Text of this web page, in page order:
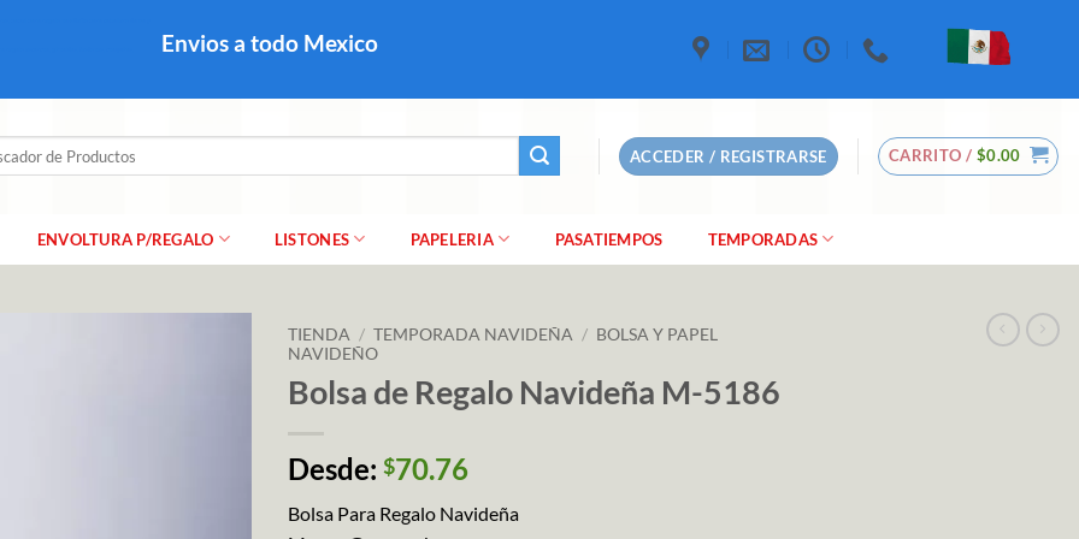
Envios a todo Mexico
ACCEDER / REGISTRARSE CARRITO / $0.00
ENVOLTURA P/REGALO LISTONES PAPELERIA PASATIEMPOS TEMPORADAS
TIENDA / TEMPORADA NAVIDEÑA / BOLSA Y PAPEL
NAVIDEÑO
Bolsa de Regalo Navideña M-5186
Desde: $70.76
Bolsa Para Regalo Navideña